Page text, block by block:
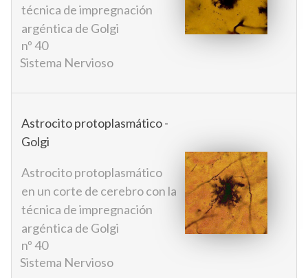
técnica de impregnación
argéntica de Golgi
nº 40
Sistema Nervioso
Astrocito protoplasmático -
Golgi
Astrocito protoplasmático
en un corte de cerebro con la
técnica de impregnación
argéntica de Golgi
nº 40
Sistema Nervioso